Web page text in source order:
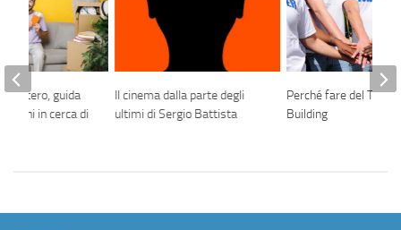
Il cinema dalla parte degli
ultimi di Sergio Battista
Perché fare del Team
Building
guida
in cerca di